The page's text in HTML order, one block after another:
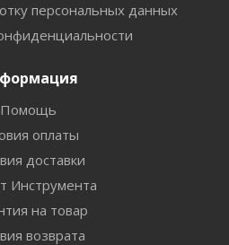
персональных данных
Помощь
оплаты
доставки
Инструмента
на товар
возврата